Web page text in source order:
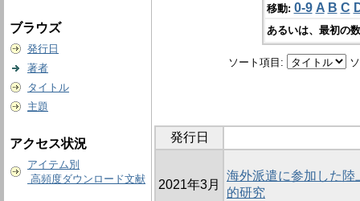
ブラウズ
発行日
著者
タイトル
主題
アクセス状況
アイテム別
高頻度ダウンロード文献
移動: 0-9 A B C
あるいは、最初の
ソート項目:
発行日
2021年3月
海外派遣に参加した
的研究